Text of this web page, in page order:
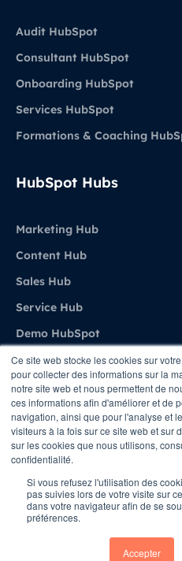
Ce site web stocke les cookies sur
pour collecter des informations sur la
notre site web et nous permettent de
ces informations afin d'améliorer et de
navigation, ainsi que pour l'analyse et
visiteurs à la fois sur ce site web et sur
sur les cookies que nous utilisons,
confidentialité.
Si vous refusez l'utilisation des
pas suivies lors de votre visite sur
dans votre navigateur afin de se
préférences.
Accepter
Audit HubSpot
Consultant HubSpot
Onboarding HubSpot
Services HubSpot
Formations & Coaching
HubSpot Hubs
Marketing Hub
Content Hub
Sales Hub
Service Hub
Demo HubSpot
Agence
A propos de Stratenet
Stratenet X HubSpot
Nous Contacter
Copyright © STRATENET - All